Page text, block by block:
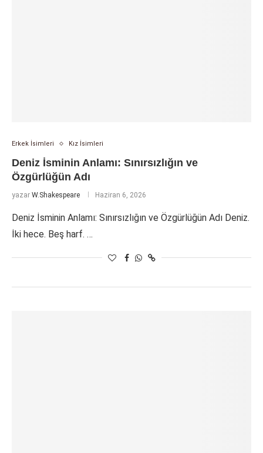
Erkek İsimleri Kız İsimleri
Deniz İsminin Anlamı: Sınırsızlığın ve
Özgürlüğün Adı
yazar W.Shakespeare Haziran 6, 2026
Deniz İsminin Anlamı: Sınırsızlığın ve Özgürlüğün Adı Deniz.
İki hece. Beş harf. …